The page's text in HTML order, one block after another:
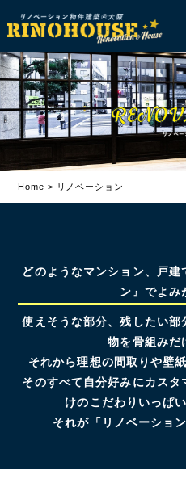
Home > リノベーション
どのようなマンション、戸
ン』でよみ
使えそうな部分、残したい
物を骨組みだ
それから理想の間取りや壁
そのすべて自分好みにカス
けのこだわりいっぱ
それが「リノベーショ